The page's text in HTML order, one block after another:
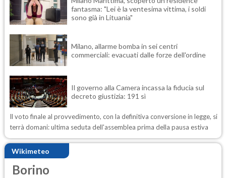
fantasma: "Lei è la ventesima vittima, i soldi
sono già in Lituania"
Milano, allarme bomba in sei centri
commerciali: evacuati dalle forze dell'ordine
Il governo alla Camera incassa la fiducia sul
decreto giustizia: 191 sì
Il voto finale al provvedimento, con la definitiva conversione in legge, si
terrà domani: ultima seduta dell'assemblea prima della pausa estiva
Wikimeteo
Borino